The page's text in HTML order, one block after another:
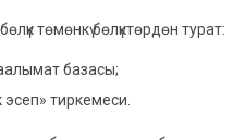
төмөнкү бөлүктөрдөн турат:
базасы;
тиркемеси.